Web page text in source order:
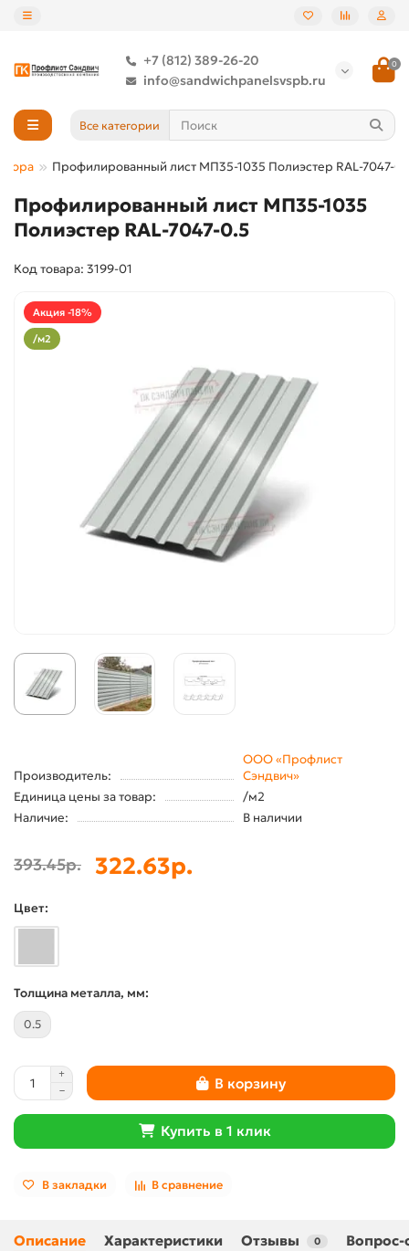
+7 (812) 389-26-20
info@sandwichpanelsvspb.ru
0
Все категории
Профилированный лист МП35-1035 Полиэстер RAL-7047-
Профилированный лист МП35-1035
Полиэстер RAL-7047-0.5
Код товара: 3199-01
Акция -18%
/м2
Производитель:
ООО «Профлист
Сэндвич»
Единица цены за товар:
/м2
Наличие:
В наличии
393.45р. 322.63р.
Цвет:
Толщина металла, мм:
0.5
В корзину
Купить в 1 клик
В закладки В сравнение
Описание Характеристики Отзывы 0 Вопрос-